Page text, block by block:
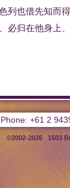
列 也借先知而得
必归在他身上
Phone: +61 2
©2002-2026 1503